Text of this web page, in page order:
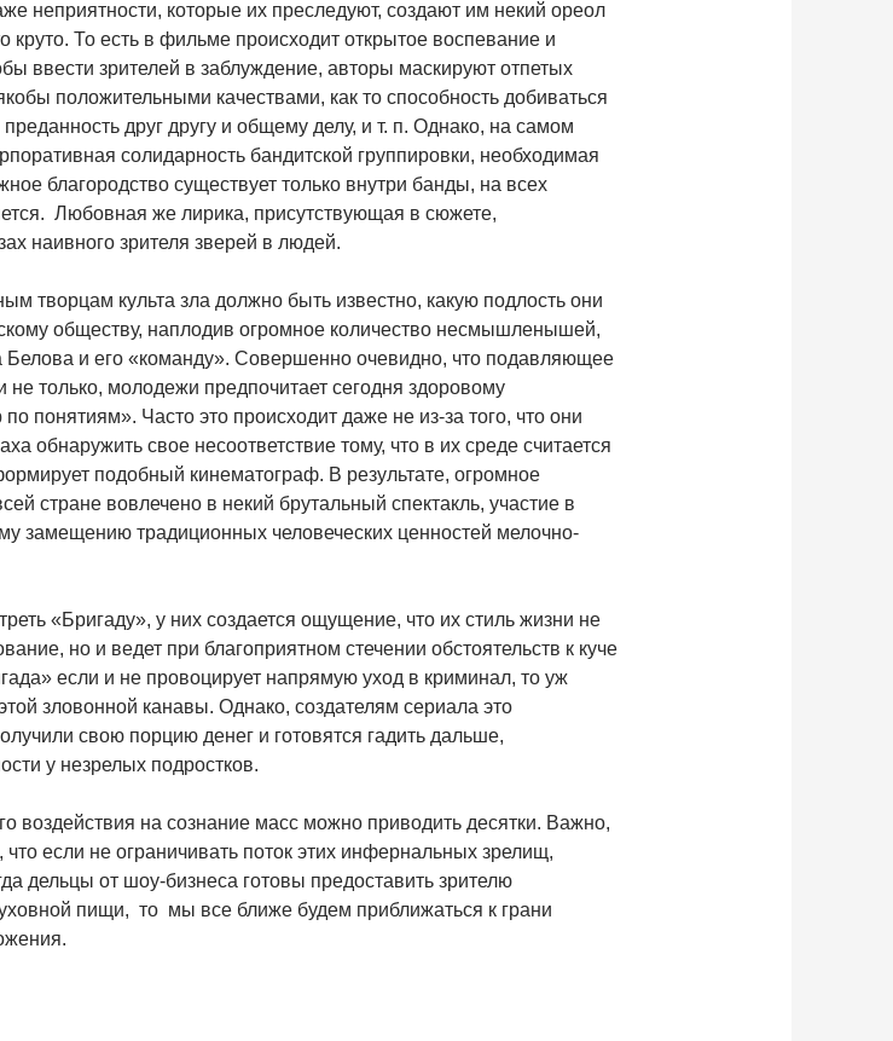
неприятности, которые их преследуют, создают им некий ореол
круто. То есть в фильме происходит открытое воспевание и
ввести зрителей в заблуждение, авторы маскируют отпетых
положительными качествами, как то способность добиваться
друг другу и общему делу, и т. п. Однако, на самом
солидарность бандитской группировки, необходимая
благородство существует только внутри банды, на всех
Любовная же лирика, присутствующая в сюжете,
наивного зрителя зверей в людей.
творцам культа зла должно быть известно, какую подлость они
обществу, наплодив огромное количество несмышленышей,
и его «команду». Совершенно очевидно, что подавляющее
только, молодежи предпочитает сегодня здоровому
понятиям». Часто это происходит даже не из-за того, что они
обнаружить свое несоответствие тому, что в их среде считается
подобный кинематограф. В результате, огромное
стране вовлечено в некий брутальный спектакль, участие в
замещению традиционных человеческих ценностей мелочно-
«Бригаду», у них создается ощущение, что их стиль жизни не
но и ведет при благоприятном стечении обстоятельств к куче
если и не провоцирует напрямую уход в криминал, то уж
зловонной канавы. Однако, создателям сериала это
свою порцию денег и готовятся гадить дальше,
у незрелых подростков.
воздействия на сознание масс можно приводить десятки. Важно,
если не ограничивать поток этих инфернальных зрелищ,
дельцы от шоу-бизнеса готовы предоставить зрителю
пищи, то мы все ближе будем приближаться к грани